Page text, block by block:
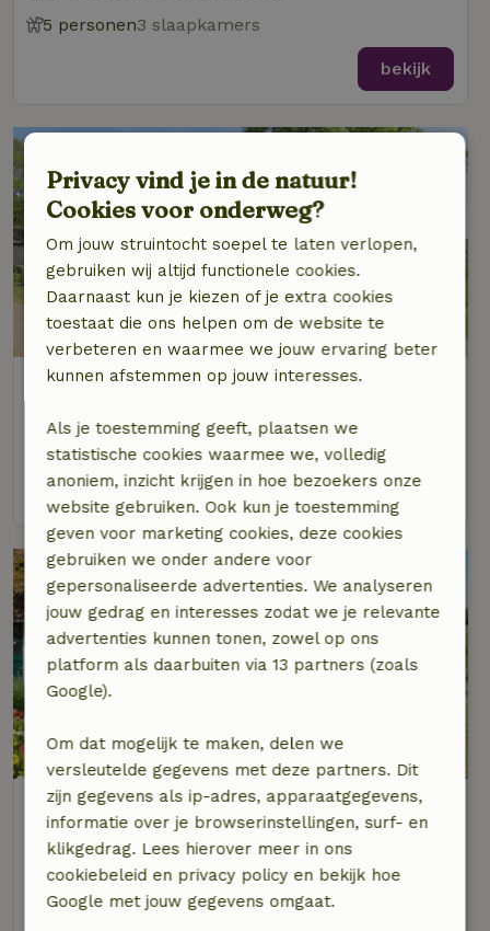
5 personen3 slaapkamers
bekijk
Natuurhuisje in Balkbrug
2 personen1 slaapkamer
bekijk
Natuurhuisje in Balkbrug
Op 2 km afstand van Balkbrug
2 personen 1 slaapkamer
Privacy vind je in de natuur!
Cookies voor onderweg?
Om jouw struintocht soepel te laten verlopen,
gebruiken wij altijd functionele cookies.
Daarnaast kun je kiezen of je extra cookies
toestaat die ons helpen om de website te
verbeteren en waarmee we jouw ervaring beter
kunnen afstemmen op jouw interesses.
Als je toestemming geeft, plaatsen we
statistische cookies waarmee we, volledig
anoniem, inzicht krijgen in hoe bezoekers onze
website gebruiken. Ook kun je toestemming
geven voor marketing cookies, deze cookies
gebruiken we onder andere voor
gepersonaliseerde advertenties. We analyseren
jouw gedrag en interesses zodat we je relevante
advertenties kunnen tonen, zowel op ons
platform als daarbuiten via 13 partners (zoals
Google).
Om dat mogelijk te maken, delen we
versleutelde gegevens met deze partners. Dit
zijn gegevens als ip-adres, apparaatgegevens,
informatie over je browserinstellingen, surf- en
klikgedrag. Lees hierover meer in ons
cookiebeleid en privacy policy en bekijk hoe
Google met jouw gegevens omgaat.